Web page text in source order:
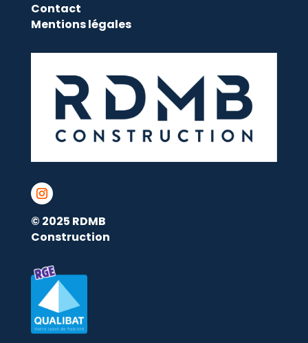
Contact
Mentions légales
© 2025 RDMB
Construction